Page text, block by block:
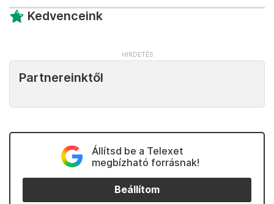
Kedvenceink
Partnereinktől
Állítsd be a Telexet
megbízható forrásnak!
Beállítom